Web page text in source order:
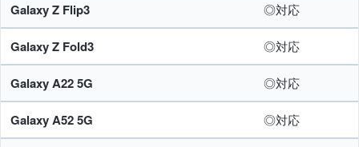
Galaxy Z Flip3 ◎対応
Galaxy Z Fold3 ◎対応
Galaxy A22 5G ◎対応
Galaxy A52 5G ◎対応